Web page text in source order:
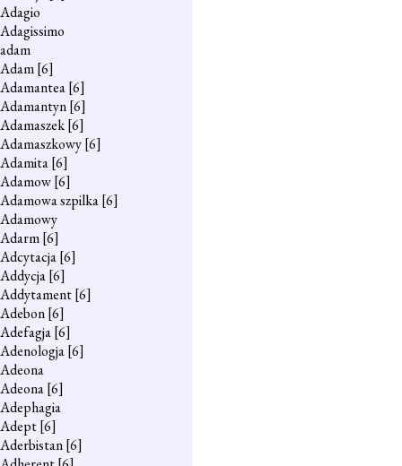
Adagio
Adagissimo
adam
Adam[6]
Adamantea[6]
Adamantyn[6]
Adamaszek[6]
Adamaszkowy[6]
Adamita[6]
Adamow[6]
Adamowa szpilka[6]
Adamowy
Adarm[6]
Adcytacja[6]
Addycja[6]
Addytament[6]
Adebon[6]
Adefagja[6]
Adenologja[6]
Adeona
Adeona[6]
Adephagia
Adept[6]
Aderbistan[6]